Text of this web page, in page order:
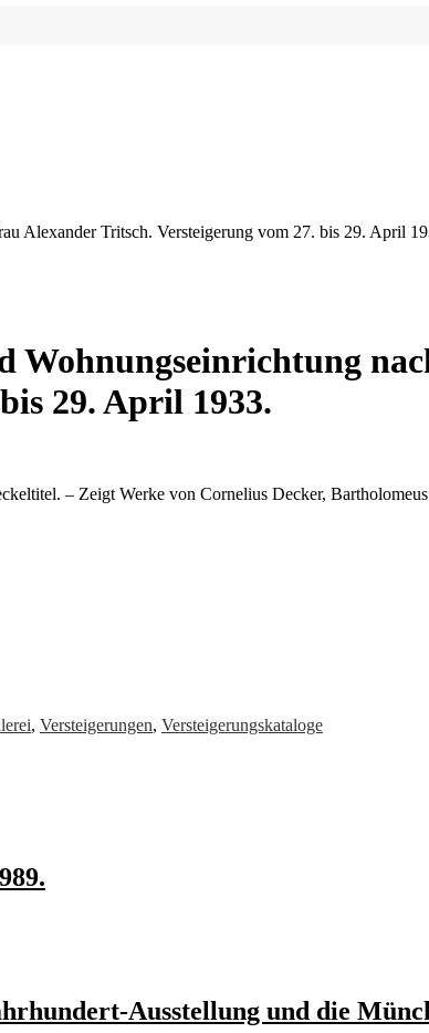
Alexander Tritsch. Versteigerung vom 27. bis 29. April
Wohnungseinrichtung
29. April 1933.
– Zeigt Werke von Cornelius Decker,
, Versteigerungen, Versteigerungskataloge
Ausstellung und die